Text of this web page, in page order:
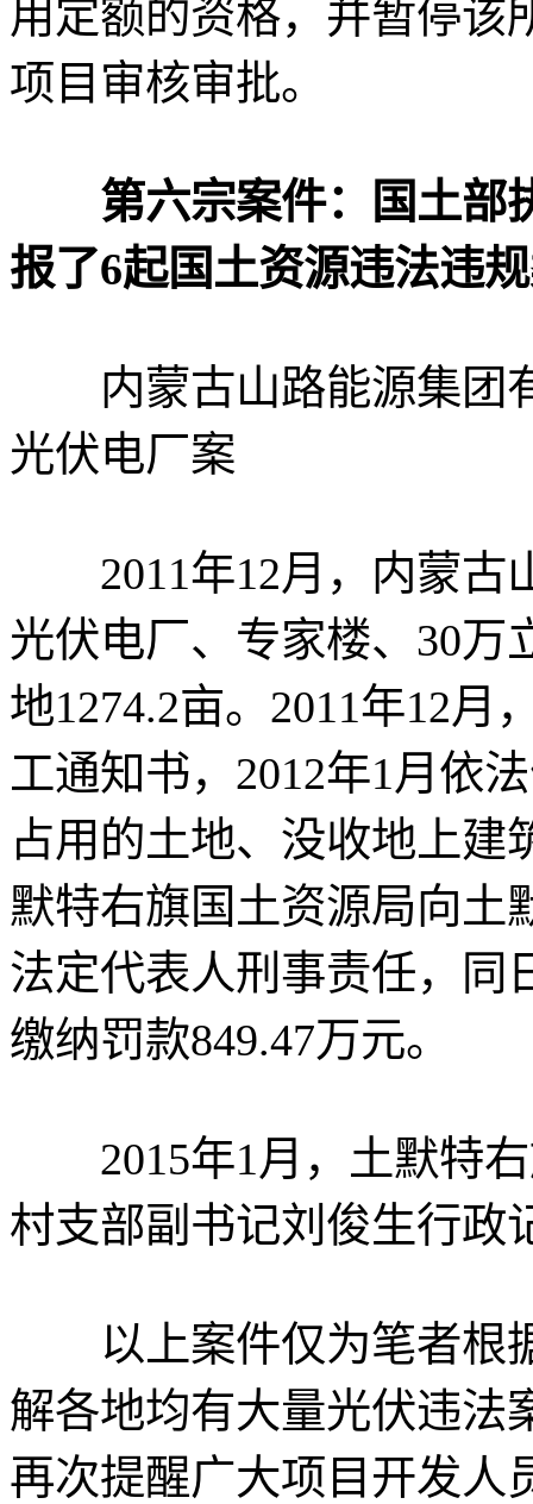
用定额的资格，并暂停该
项目审核审批。
第六宗案件：国土部
报了6起国土资源违法违
内蒙古山路能源集团
光伏电厂案
2011年12月，内蒙古
光伏电厂、专家楼、30万
地1274.2亩。2011年12
工通知书，2012年1月依
占用的土地、没收地上建
默特右旗国土资源局向土
法定代表人刑事责任，同
缴纳罚款849.47万元。
2015年1月，土默特右
村支部副书记刘俊生行政
以上案件仅为笔者根
解各地均有大量光伏违法
再次提醒广大项目开发人